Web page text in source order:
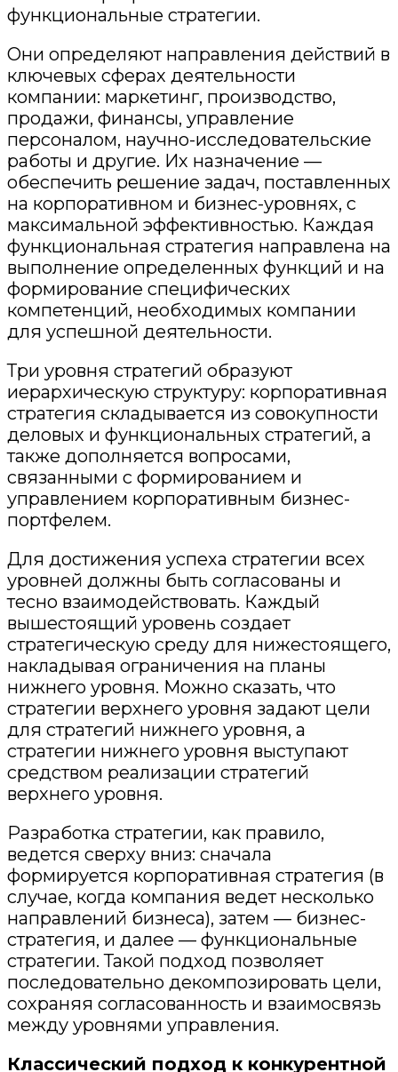
функциональные стратегии.
Они определяют направления действий в
ключевых сферах деятельности
компании: маркетинг, производство,
продажи, финансы, управление
персоналом, научно-исследовательские
работы и другие. Их назначение —
обеспечить решение задач, поставленных
на корпоративном и бизнес-уровнях, с
максимальной эффективностью. Каждая
функциональная стратегия направлена на
выполнение определенных функций и на
формирование специфических
компетенций, необходимых компании
для успешной деятельности.
Три уровня стратегий образуют
иерархическую структуру: корпоративная
стратегия складывается из совокупности
деловых и функциональных стратегий, а
также дополняется вопросами,
связанными с формированием и
управлением корпоративным бизнес-
портфелем.
Для достижения успеха стратегии всех
уровней должны быть согласованы и
тесно взаимодействовать. Каждый
вышестоящий уровень создает
стратегическую среду для нижестоящего,
накладывая ограничения на планы
нижнего уровня. Можно сказать, что
стратегии верхнего уровня задают цели
для стратегий нижнего уровня, а
стратегии нижнего уровня выступают
средством реализации стратегий
верхнего уровня.
Разработка стратегии, как правило,
ведется сверху вниз: сначала
формируется корпоративная стратегия (в
случае, когда компания ведет несколько
направлений бизнеса), затем — бизнес-
стратегия, и далее — функциональные
стратегии. Такой подход позволяет
последовательно декомпозировать цели,
сохраняя согласованность и взаимосвязь
между уровнями управления.
Классический подход к конкурентной